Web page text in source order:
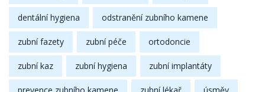
dentální hygiena odstranění zubního kamene
zubní fazety zubní péče ortodoncie
zubní kaz zubní hygiena zubní implantáty